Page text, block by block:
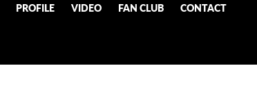
PROFILE VIDEO FAN CLUB CONTACT